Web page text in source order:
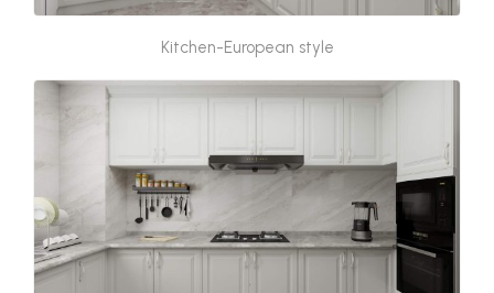
Kitchen-European style